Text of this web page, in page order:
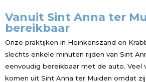
Vanuit Sint Anna ter
bereikbaar
Onze praktijken in Heinkenszand en
slechts enkele minuten rijden van Sint
eenvoudig bereikbaar met de auto. Veel
komen uit Sint Anna ter Muiden omdat